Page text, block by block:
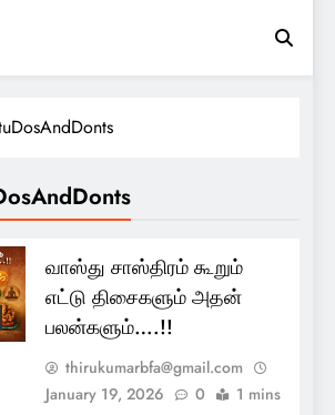
வாஸ்து சாஸ்திரம் கூறும்
எட்டு திசைகளும் அதன்
பலன்களும்….!!
thirukumarbfa@gmail.com
January 19, 2026
0 1 mins